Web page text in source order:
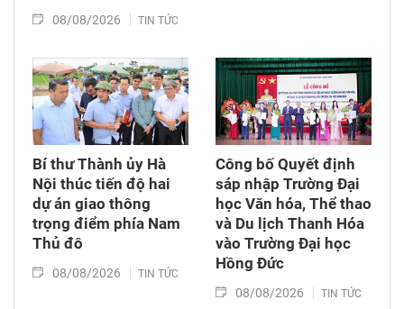
08/08/2026 TIN TỨC
Bí thư Thành ủy Hà
Nội thúc tiến độ hai
dự án giao thông
trọng điểm phía Nam
Thủ đô
08/08/2026 TIN TỨC
Công bố Quyết định
sáp nhập Trường Đại
học Văn hóa, Thể thao
và Du lịch Thanh Hóa
vào Trường Đại học
Hồng Đức
08/08/2026 TIN TỨC